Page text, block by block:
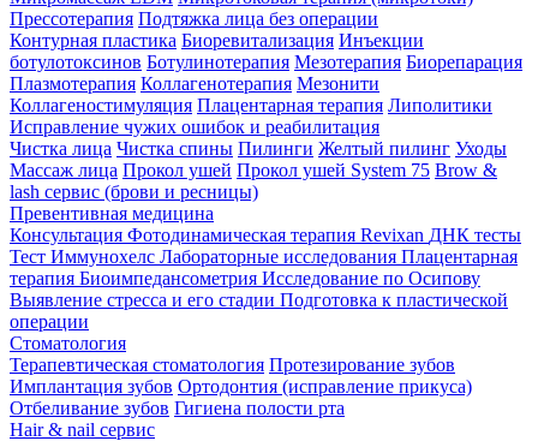
Прессотерапия Подтяжка лица без операции
Контурная пластика Биоревитализация Инъекции
ботулотоксинов Ботулинотерапия Мезотерапия Биорепарация
Плазмотерапия Коллагенотерапия Мезонити
Коллагеностимуляция Плацентарная терапия Липолитики
Исправление чужих ошибок и реабилитация
Чистка лица Чистка спины Пилинги Желтый пилинг Уходы
Массаж лица Прокол ушей Прокол ушей System 75 Brow &
lash сервис (брови и ресницы)
Превентивная медицина
Консультация Фотодинамическая терапия Revixan ДНК тесты
Тест Иммунохелс Лабораторные исследования Плацентарная
терапия Биоимпедансометрия Исследование по Осипову
Выявление стресса и его стадии Подготовка к пластической
операции
Стоматология
Терапевтическая стоматология Протезирование зубов
Имплантация зубов Ортодонтия (исправление прикуса)
Отбеливание зубов Гигиена полости рта
Hair & nail сервис